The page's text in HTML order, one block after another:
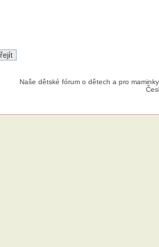
Naše dětské fórum o dětech a pro